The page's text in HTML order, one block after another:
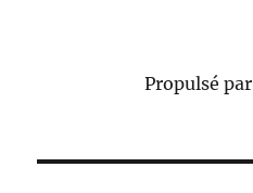
Propulsé par